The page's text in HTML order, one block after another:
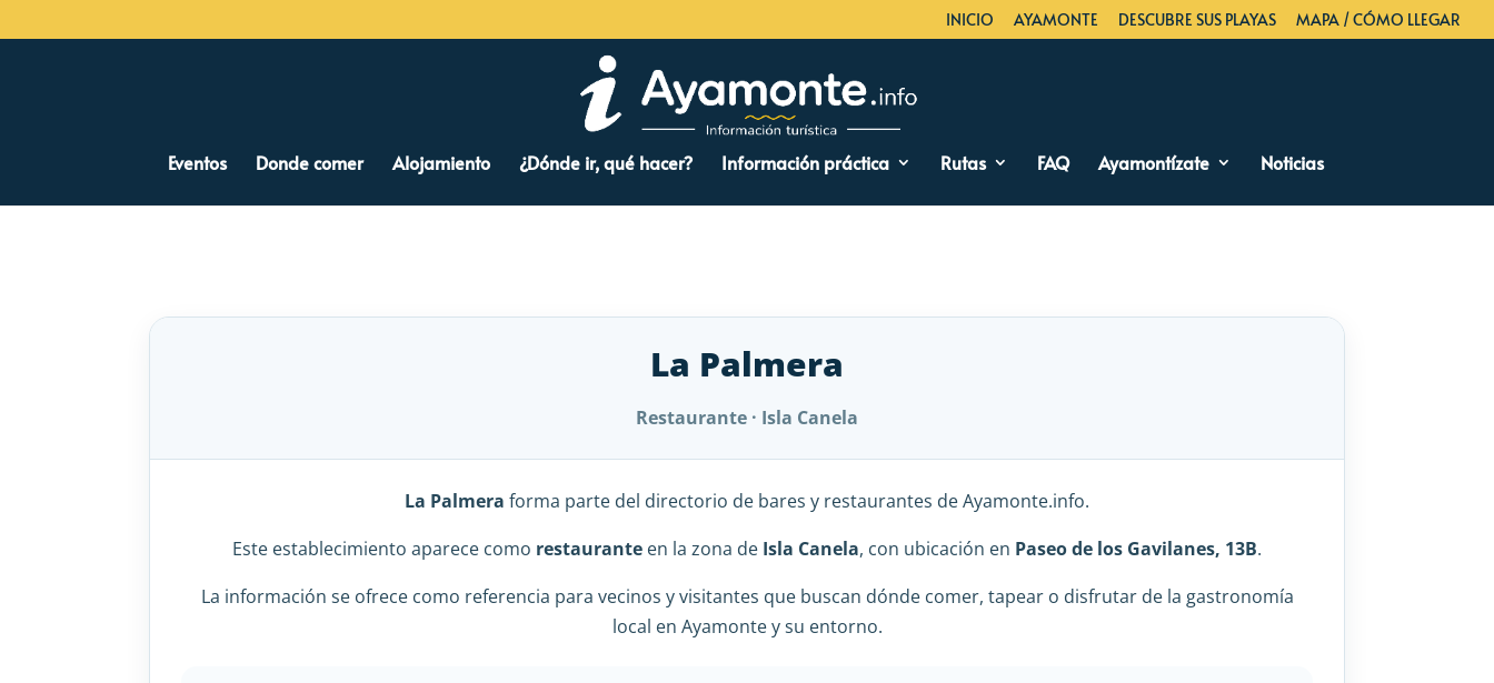
INICIO AYAMONTE DESCUBRE SUS PLAYAS MAPA / CÓMO LLEGAR
Eventos Donde comer Alojamiento ¿Dónde ir, qué hacer? Información práctica Rutas FAQ Ayamontízate Noticias
La Palmera
Restaurante · Isla Canela
La Palmera forma parte del directorio de bares y restaurantes de Ayamonte.info.
Este establecimiento aparece como restaurante en la zona de Isla Canela, con ubicación en Paseo de los Gavilanes, 13B.
La información se ofrece como referencia para vecinos y visitantes que buscan dónde comer, tapear o disfrutar de la gastronomía
local en Ayamonte y su entorno.